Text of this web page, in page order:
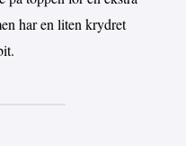
har en liten krydret